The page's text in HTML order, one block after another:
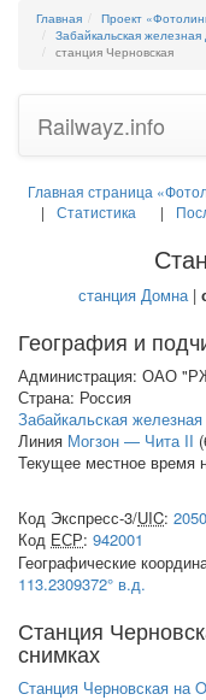
Главная Проект
Забайкальская железная
станция Черновская
Railwayz.info
Главная страница
Статистика
станция Домна|
География и
Администрация: ОАО
Страна: Россия
Забайкальская железная
Линия Могзон — Чита II
Текущее местное время
Код Экспресс-3/UIC:
Код ЕСР: 942001
Географические
113.2309372° в.д.
Станция
снимках
Станция Черновская на